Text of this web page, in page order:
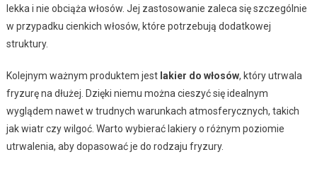
lekka i nie obciąża włosów. Jej zastosowanie zaleca się szczególnie
w przypadku cienkich włosów, które potrzebują dodatkowej
struktury.
Kolejnym ważnym produktem jest lakier do włosów, który utrwala
fryzurę na dłużej. Dzięki niemu można cieszyć się idealnym
wyglądem nawet w trudnych warunkach atmosferycznych, takich
jak wiatr czy wilgoć. Warto wybierać lakiery o różnym poziomie
utrwalenia, aby dopasować je do rodzaju fryzury.